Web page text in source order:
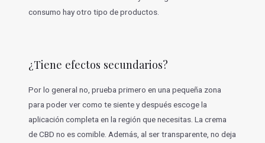
consumo hay otro tipo de productos.
¿Tiene efectos secundarios?
Por lo general no, prueba primero en una pequeña zona
para poder ver como te siente y después escoge la
aplicación completa en la región que necesitas. La crema
de CBD no es comible. Además, al ser transparente, no deja